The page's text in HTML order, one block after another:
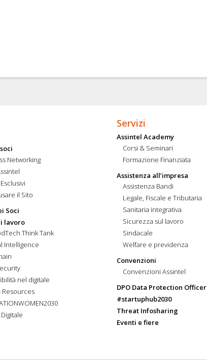
Networking
il Sito
Soci
lavoro
Think Tank
Intelligence
nel digitale
Resources
Servizi
Assintel Academy
Corsi & Seminari
Formazione Finanziata
Assistenza all’impresa
Assistenza Bandi
Legale, Fiscale e Tributaria
Sanitaria integrativa
Sicurezza sul lavoro
Sindacale
Welfare e previdenza
Convenzioni
Convenzioni Assintel
DPO Data Protection Officer
#startuphub2030
Threat Infosharing
Eventi e fiere